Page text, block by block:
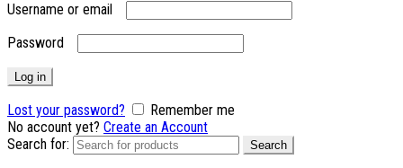
Username or email
Password
Log in
Lost your password?
Remember me
No account yet? Create an Account
Search for:
Search